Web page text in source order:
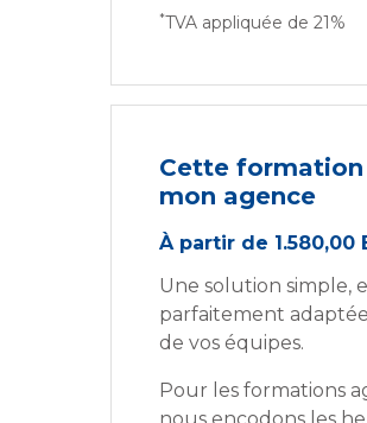
*TVA appliquée de 21%
Cette formation
mon agence
À partir de 1.580,00
Une solution simple,
parfaitement
de vos équipes.
Pour les formations